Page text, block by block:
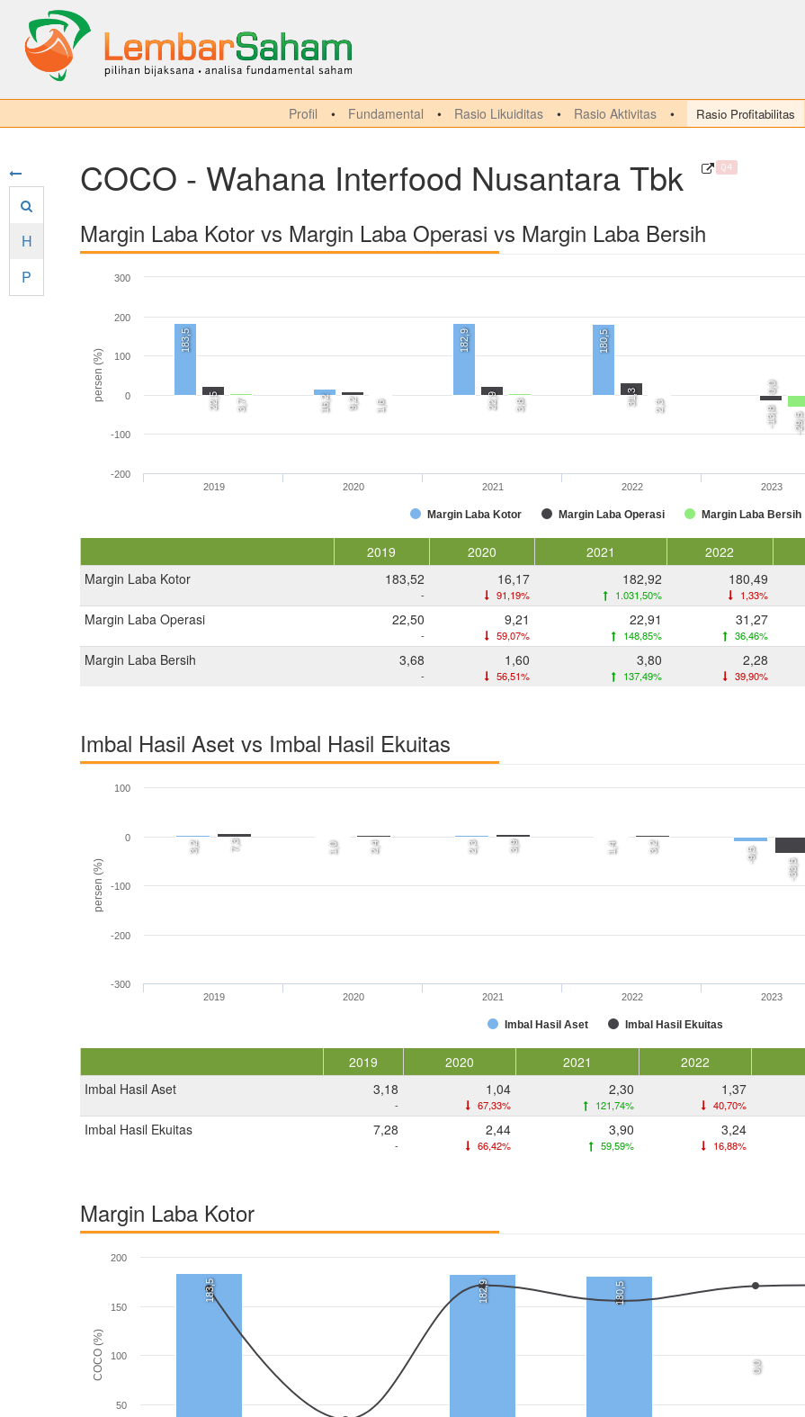
Profil Fundamental Rasio Likuiditas Rasio Aktivitas Rasio Profitabilitas
H
P
COCO - Wahana Interfood Nusantara Tbk Q4
Margin Laba Kotor vs Margin Laba Operasi vs Margin Laba Bersih
persen (%)
183,5
16,2
182,9 180,5
0,0
22,5 9,2 22,9 31,3
-13,8
3,7 1,6 3,8 2,3
-29,5
Margin Laba Kotor Margin Laba Operasi Margin Laba Bersih
2019 2020 2021 2022 2023
-200
-100
0
100
200
300
2019 2020 2021 2022
Margin Laba Kotor
183,52
-
16,17
91,19%
182,92
1.031,50%
180,49
1,33%
Margin Laba Operasi 22,50
-
9,21
59,07%
22,91
148,85%
31,27
36,46%
Margin Laba Bersih 3,68
-
1,60
56,51%
3,80
137,49%
2,28
39,90%
Imbal Hasil Aset vs Imbal Hasil Ekuitas
persen (%)
3,2 1,0 2,3 1,4 -9,5
7,3 2,4 3,9 3,2
-33,5
Imbal Hasil Aset Imbal Hasil Ekuitas
2019 2020 2021 2022 2023
-300
-200
-100
0
100
2019 2020 2021 2022
Imbal Hasil Aset
3,18
-
1,04
67,33%
2,30
121,74%
1,37
40,70%
Imbal Hasil Ekuitas 7,28
-
2,44
66,42%
3,90
59,59%
3,24
16,88%
Margin Laba Kotor
COCO (%)
183,5 182,9 180,5
0,0
50
100
150
200